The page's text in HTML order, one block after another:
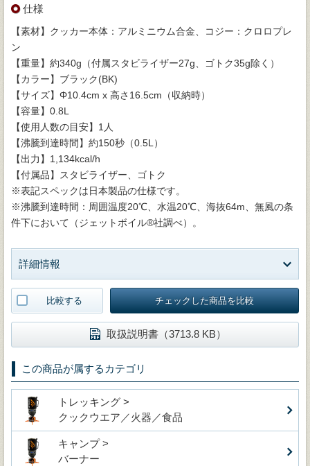
仕様
【素材】クッカー本体：アルミニウム合金、コジー：クロロプレ
ン
【重量】約340g（付属スタビライザー27g、ゴトク35g除く）
【カラー】ブラック(BK)
【サイズ】Φ10.4cm x 高さ16.5cm（収納時）
【容量】0.8L
【使用人数の目安】1人
【沸騰到達時間】約150秒（0.5L）
【出力】1,134kcal/h
【付属品】スタビライザー、ゴトク
※表記スペックは日本製品の仕様です。
※沸騰到達時間：周囲温度20℃、水温20℃、海抜64m、無風の条
件下において（ジェットボイル®社調べ）。
詳細情報
比較する チェックした商品を比較
取扱説明書（3713.8 KB）
この商品が属するカテゴリ
トレッキング >
クックウエア／火器／食品
キャンプ >
バーナー